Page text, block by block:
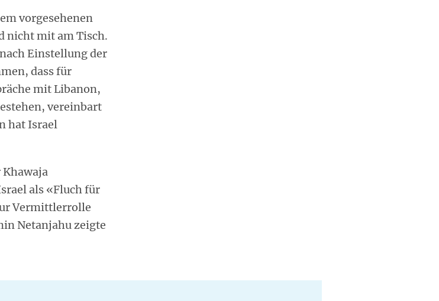
vorgesehenen
nicht mit am Tisch.
Einstellung der
dass für
mit Libanon,
vereinbart
hat Israel
als «Fluch für
Vermittlerrolle
Netanjahu zeigte